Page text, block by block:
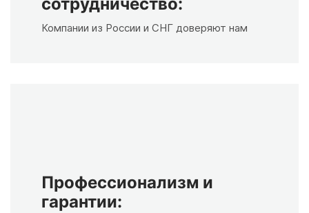
сотрудничество:
Компании из России и СНГ доверяют нам
Профессионализм и
гарантии: